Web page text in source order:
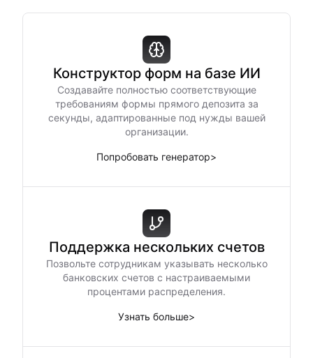
Конструктор форм на базе ИИ
Создавайте полностью соответствующие
требованиям формы прямого депозита за
секунды, адаптированные под нужды вашей
организации.
Попробовать генератор>
Поддержка нескольких счетов
Позвольте сотрудникам указывать несколько
банковских счетов с настраиваемыми
процентами распределения.
Узнать больше>